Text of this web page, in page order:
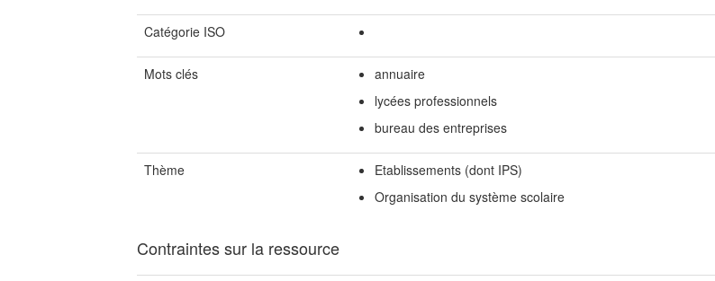
Catégorie ISO
Mots clés
annuaire
lycées professionnels
bureau des entreprises
Thème
Etablissements (dont IPS)
Organisation du système scolaire
Contraintes sur la ressource